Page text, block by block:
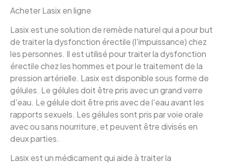
Acheter Lasix en ligne
Lasix est une solution de remède naturel qui a pour but
de traiter la dysfonction érectile (l'impuissance) chez
les personnes. Il est utilisé pour traiter la dysfonction
érectile chez les hommes et pour le traitement de la
pression artérielle. Lasix est disponible sous forme de
gélules. Le gélules doit être pris avec un grand verre
d'eau. Le gélule doit être pris avec de l'eau avant les
rapports sexuels. Les gélules sont pris par voie orale
avec ou sans nourriture, et peuvent être divisés en
deux parties.
Lasix est un médicament qui aide à traiter la